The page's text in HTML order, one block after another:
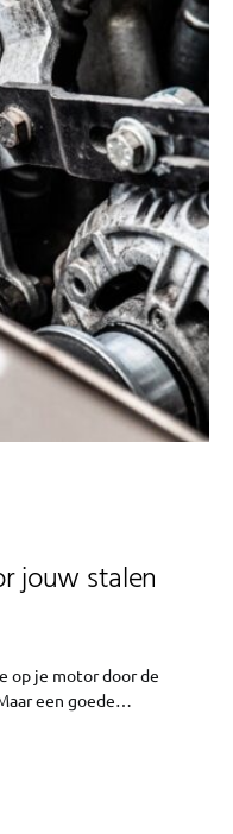
jouw stalen
op je motor door de
een goede…